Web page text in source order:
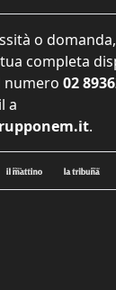
o
completa
numero 02
a
.